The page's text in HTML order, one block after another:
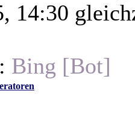
14:30
Bing [Bot]